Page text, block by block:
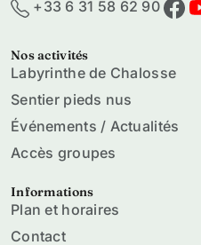
+33 6 31 58 62 90
Nos activités
Labyrinthe de Chalosse
Sentier pieds nus
Événements / Actualités
Accès groupes
Informations
Plan et horaires
Contact